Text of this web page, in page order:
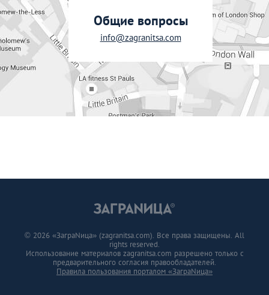
Общие вопросы
info@zagranitsa.com
© 2026 «ЗаграNица» (zagranitsa.com). Все права защищены. All
rights reserved.
Использование материалов zagranitsa.com разрешено только с
предварительного согласия правообладателей.
Правила пользования порталом «ЗаграNица»